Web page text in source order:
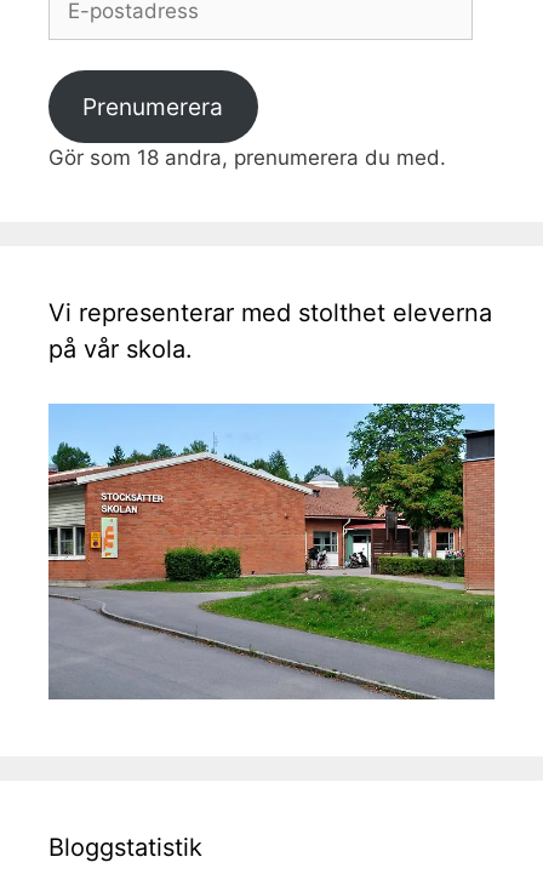
postadress
Prenumerera
Gör som 18 andra, prenumerera du med.
Vi representerar med stolthet eleverna
på vår skola.
Bloggstatistik